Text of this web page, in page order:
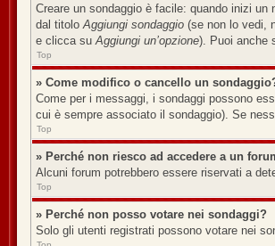
Creare un sondaggio è facile: quando inizi
dal titoloAggiungi sondaggio (se non lo vedi,
e clicca suAggiungi un’opzione). Puoi anche
Top
» Come modifico o cancello un
Come per i messaggi, i sondaggi possono
cui è sempre associato il sondaggio). Se
Top
» Perché non riesco ad accedere a un
Alcuni forum potrebbero essere riservati a
Top
» Perché non posso votare nei sondaggi?
Solo gli utenti registrati possono votare nei